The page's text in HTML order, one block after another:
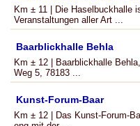
Km ± 11 | Die Haselbuckhalle
Veranstaltungen aller Art ...
Baarblickhalle Behla
Km ± 12 | Baarblickhalle
Weg 5, 78183 ...
Kunst-Forum-Baar
Km ± 12 | Das Kunst-Forum-